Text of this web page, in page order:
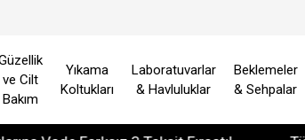
ve Cilt
Bakım
Yıkama
Koltukları
Laboratuvarlar
& Havluluklar
Beklemeler
& Sehpalar